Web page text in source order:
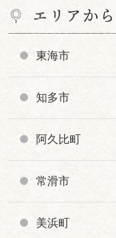
エリアか
東海市
知多市
阿久比町
常滑市
美浜町